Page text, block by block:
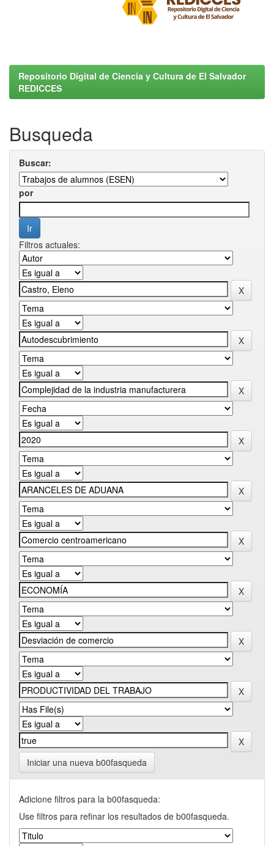
Repositorio Digital de Ciencia y Cultura de El Salvador
REDICCES
Busqueda
Buscar:
por
Filtros actuales:
Iniciar una nueva b00fasqueda
Adicione filtros para la b00fasqueda:
Use filtros para refinar los resultados de b00fasqueda.